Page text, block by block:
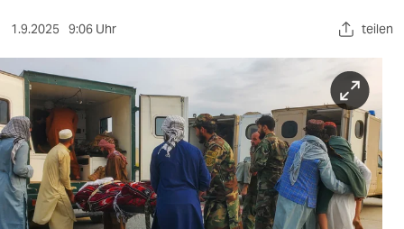
sport
berlin
nord
wahrheit
verlag
1.9.2025 9:06 Uhr teilen